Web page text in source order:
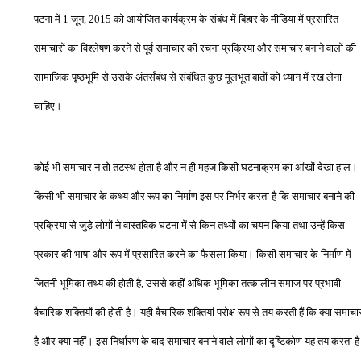
पटना में 1जून, 2015को आयोजित कार्यक्रम के संबंध में बिहार के मीडिया में प्रसारित
समाचारों का विश्लेषण करने से पूर्व समाचार की रचना प्रक्रिया और समाचार बनाने वालों की
सामाजिक पृष्ठभूमि से उसके अंतर्संबंध से संबंधित कुछ मूलभूत बातों को ध्यान में रख लेना
चाहिए।
कोई भी समाचार न तो तटस्थ होता है और न ही महज किसी घटनाक्रम का आंखों देखा हाल।
किसी भी समाचार के कथ्य और रूप का निर्माण इस पर निर्भर करता है कि समाचार बनाने की
प्रक्रिया से जुड़े लोगों ने वास्तविक घटना में से किन तथ्यों का चयन किया तथा उन्हें किस
प्रकार की भाषा और रूप में प्रसारित करने का फैसला किया। किसी समाचार के निर्माण में
जितनी भूमिका तथ्य की होती है,उससे कहीं अधिक भूमिका तत्कालीन समाज पर प्रभावी
वैचारिक शक्तियों की होती है। यही वैचारिक शक्तियां परोक्ष रूप से तय करती हैं कि क्या
है और क्या नहीं। इस निर्धारण के बाद समाचार बनाने वाले लोगों का दृष्टिकोण यह तय करता है